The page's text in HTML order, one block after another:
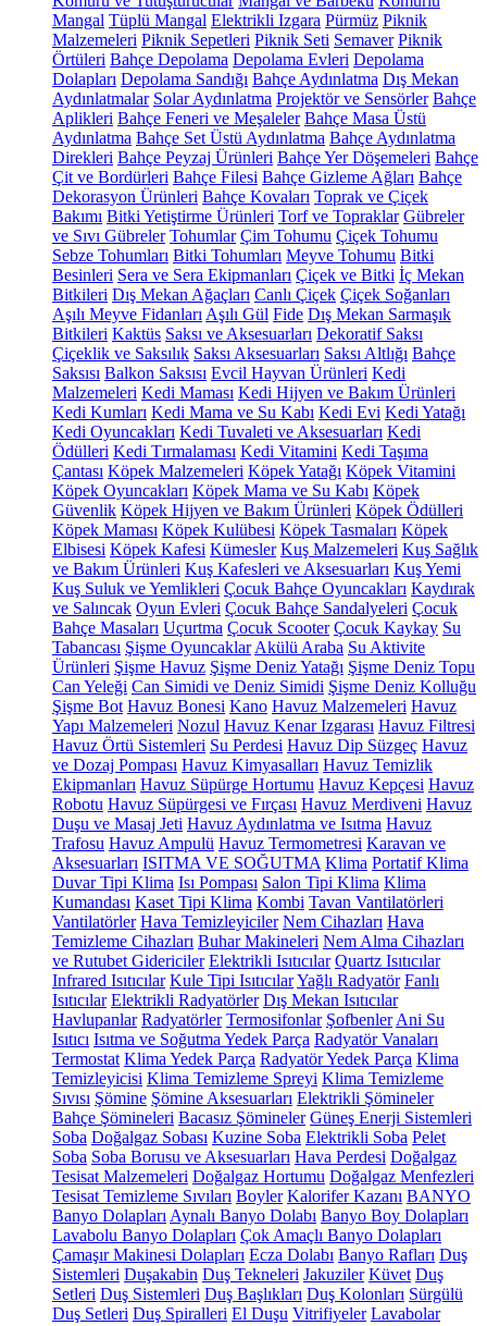
Mangal Tüplü Mangal Elektrikli Izgara Pürmüz Piknik
Malzemeleri Piknik Sepetleri Piknik Seti Semaver Piknik
Örtüleri Bahçe Depolama Depolama Evleri Depolama
Dolapları Depolama Sandığı Bahçe Aydınlatma Dış Mekan
Aydınlatmalar Solar Aydınlatma Projektör ve Sensörler Bahçe
Aplikleri Bahçe Feneri ve Meşaleler Bahçe Masa Üstü
Aydınlatma Bahçe Set Üstü Aydınlatma Bahçe Aydınlatma
Direkleri Bahçe Peyzaj Ürünleri Bahçe Yer Döşemeleri Bahçe
Çit ve Bordürleri Bahçe Filesi Bahçe Gizleme Ağları Bahçe
Dekorasyon Ürünleri Bahçe Kovaları Toprak ve Çiçek
Bakımı Bitki Yetiştirme Ürünleri Torf ve Topraklar Gübreler
ve Sıvı Gübreler Tohumlar Çim Tohumu Çiçek Tohumu
Sebze Tohumları Bitki Tohumları Meyve Tohumu Bitki
Besinleri Sera ve Sera Ekipmanları Çiçek ve Bitki İç Mekan
Bitkileri Dış Mekan Ağaçları Canlı Çiçek Çiçek Soğanları
Aşılı Meyve Fidanları Aşılı Gül Fide Dış Mekan Sarmaşık
Bitkileri Kaktüs Saksı ve Aksesuarları Dekoratif Saksı
Çiçeklik ve Saksılık Saksı Aksesuarları Saksı Altlığı Bahçe
Saksısı Balkon Saksısı Evcil Hayvan Ürünleri Kedi
Malzemeleri Kedi Maması Kedi Hijyen ve Bakım Ürünleri
Kedi Kumları Kedi Mama ve Su Kabı Kedi Evi Kedi Yatağı
Kedi Oyuncakları Kedi Tuvaleti ve Aksesuarları Kedi
Ödülleri Kedi Tırmalaması Kedi Vitamini Kedi Taşıma
Çantası Köpek Malzemeleri Köpek Yatağı Köpek Vitamini
Köpek Oyuncakları Köpek Mama ve Su Kabı Köpek
Güvenlik Köpek Hijyen ve Bakım Ürünleri Köpek Ödülleri
Köpek Maması Köpek Kulübesi Köpek Tasmaları Köpek
Elbisesi Köpek Kafesi Kümesler Kuş Malzemeleri Kuş Sağlık
ve Bakım Ürünleri Kuş Kafesleri ve Aksesuarları Kuş Yemi
Kuş Suluk ve Yemlikleri Çocuk Bahçe Oyuncakları Kaydırak
ve Salıncak Oyun Evleri Çocuk Bahçe Sandalyeleri Çocuk
Bahçe Masaları Uçurtma Çocuk Scooter Çocuk Kaykay Su
Tabancası Şişme Oyuncaklar Akülü Araba Su Aktivite
Ürünleri Şişme Havuz Şişme Deniz Yatağı Şişme Deniz Topu
Can Yeleği Can Simidi ve Deniz Simidi Şişme Deniz Kolluğu
Şişme Bot Havuz Bonesi Kano Havuz Malzemeleri Havuz
Yapı Malzemeleri Nozul Havuz Kenar Izgarası Havuz Filtresi
Havuz Örtü Sistemleri Su Perdesi Havuz Dip Süzgeç Havuz
ve Dozaj Pompası Havuz Kimyasalları Havuz Temizlik
Ekipmanları Havuz Süpürge Hortumu Havuz Kepçesi Havuz
Robotu Havuz Süpürgesi ve Fırçası Havuz Merdiveni Havuz
Duşu ve Masaj Jeti Havuz Aydınlatma ve Isıtma Havuz
Trafosu Havuz Ampulü Havuz Termometresi Karavan ve
Aksesuarları ISITMA VE SOĞUTMA Klima Portatif Klima
Duvar Tipi Klima Isı Pompası Salon Tipi Klima Klima
Kumandası Kaset Tipi Klima Kombi Tavan Vantilatörleri
Vantilatörler Hava Temizleyiciler Nem Cihazları Hava
Temizleme Cihazları Buhar Makineleri Nem Alma Cihazları
ve Rutubet Gidericiler Elektrikli Isıtıcılar Quartz Isıtıcılar
Infrared Isıtıcılar Kule Tipi IsıtıcılarYağlı Radyatör Fanlı
Isıtıcılar Elektrikli Radyatörler Dış Mekan Isıtıcılar
Havlupanlar Radyatörler Termosifonlar Şofbenler Ani Su
Isıtıcı Isıtma ve Soğutma Yedek Parça Radyatör Vanaları
Termostat Klima Yedek Parça Radyatör Yedek Parça Klima
Temizleyicisi Klima Temizleme Spreyi Klima Temizleme
Sıvısı Şömine Şömine Aksesuarları Elektrikli Şömineler
Bahçe Şömineleri Bacasız Şömineler Güneş Enerji Sistemleri
Soba Doğalgaz Sobası Kuzine Soba Elektrikli Soba Pelet
Soba Soba Borusu ve Aksesuarları Hava Perdesi Doğalgaz
Tesisat Malzemeleri Doğalgaz Hortumu Doğalgaz Menfezleri
Tesisat Temizleme Sıvıları Boyler Kalorifer Kazanı BANYO
Banyo Dolapları Aynalı Banyo Dolabı Banyo Boy Dolapları
Lavabolu Banyo Dolapları Çok Amaçlı Banyo Dolapları
Çamaşır Makinesi Dolapları Ecza Dolabı Banyo Rafları Duş
Sistemleri Duşakabin Duş Tekneleri Jakuziler Küvet Duş
Setleri Duş Sistemleri Duş Başlıkları Duş Kolonları Sürgülü
Duş Setleri Duş Spiralleri El Duşu Vitrifiyeler Lavabolar